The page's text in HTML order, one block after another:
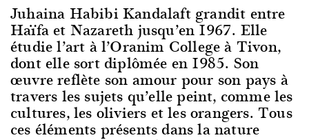
Juhaina Habibi Kandalaft grandit entre
Haïfa et Nazareth jusqu’en 1967. Elle
étudie l’art à l’Oranim College à Tivon,
dont elle sort diplômée en 1985. Son
œuvre reflète son amour pour son pays à
travers les sujets qu’elle peint, comme les
cultures, les oliviers et les orangers. Tous
ces éléments présents dans la nature